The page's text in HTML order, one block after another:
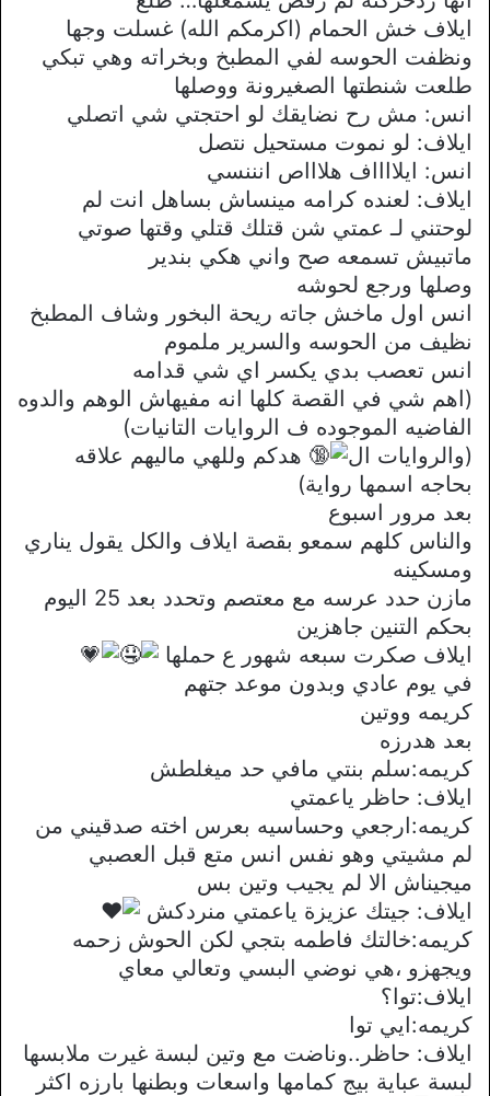
ايلاف خش الحمام (اكرمكم الله) غسلت وجها
ونظفت الحوسه لفي المطبخ وبخراته وهي تبكي
طلعت شنطتها الصغيرونة ووصلها
انس: مش رح نضايقك لو احتجتي شي اتصلي
ايلاف: لو نموت مستحيل نتصل
انس: ايلااااف هلاااص انننسي
ايلاف: لعنده كرامه مينساش بساهل انت لم
لوحتني لـ عمتي شن قتلك قتلي وقتها صوتي
ماتبيش تسمعه صح واني هكي بندير
وصلها ورجع لحوشه
انس اول ماخش جاته ريحة البخور وشاف المطبخ
نظيف من الحوسه والسرير ملموم
انس تعصب بدي يكسر اي شي قدامه
(اهم شي في القصة كلها انه مفيهاش الوهم والدوه
الفاضيه الموجوده ف الروايات التانيات)
(والروايات ال
هدكم وللهي ماليهم علاقه
بحاجه اسمها رواية)
بعد مرور اسبوع
والناس كلهم سمعو بقصة ايلاف والكل يقول يناري
ومسكينه
مازن حدد عرسه مع معتصم وتحدد بعد 25 اليوم
بحكم التنين جاهزين
ايلاف صكرت سبعه شهور ع حملها
في يوم عادي وبدون موعد جتهم
كريمه ووتين
بعد هدرزه
كريمه:سلم بنتي مافي حد ميغلطش
ايلاف: حاظر ياعمتي
كريمه:ارجعي وحساسيه بعرس اخته صدقيني من
لم مشيتي وهو نفس انس متع قبل العصبي
ميجيناش الا لم يجيب وتين بس
ايلاف: جيتك عزيزة ياعمتي منردكش
كريمه:خالتك فاطمه بتجي لكن الحوش زحمه
ويجهزو ،هي نوضي البسي وتعالي معاي
ايلاف:توا؟
كريمه:ايي توا
ايلاف: حاظر..وناضت مع وتين لبسة غيرت ملابسها
لبسة عباية بيج كمامها واسعات وبطنها بارزه اكثر